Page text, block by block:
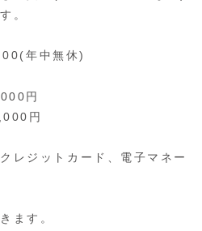
。
年中無休)
円
円
レジットカード、電子マネー
ます。